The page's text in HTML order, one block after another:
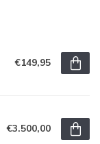
€149,95
€3.500,00